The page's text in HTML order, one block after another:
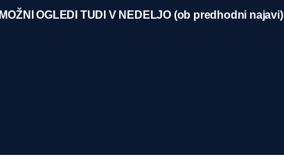
MOŽNI OGLEDI TUDI V NEDELJO (ob predhodni najavi)